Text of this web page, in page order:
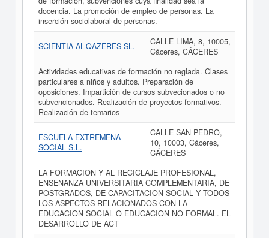
docencia. La promoción de empleo de personas. La
inserción sociolaboral de personas.
SCIENTIA AL-QAZERES SL.
CALLE LIMA, 8, 10005,
Cáceres, CÁCERES
Actividades educativas de formación no reglada. Clases
particulares a niños y adultos. Preparación de
oposiciones. Impartición de cursos subvecionados o no
subvencionados. Realización de proyectos formativos.
Realización de temarios
ESCUELA EXTREMENA
SOCIAL S.L.
CALLE SAN PEDRO,
10, 10003, Cáceres,
CÁCERES
LA FORMACION Y AL RECICLAJE PROFESIONAL,
ENSENANZA UNIVERSITARIA COMPLEMENTARIA, DE
POSTGRADOS, DE CAPACITACION SOCIAL Y TODOS
LOS ASPECTOS RELACIONADOS CON LA
EDUCACION SOCIAL O EDUCACION NO FORMAL. EL
DESARROLLO DE ACT